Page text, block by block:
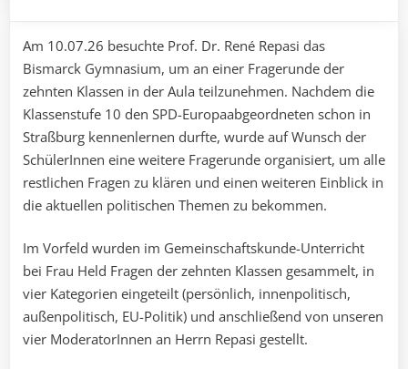
Am 10.07.26 besuchte Prof. Dr. René Repasi das
Bismarck Gymnasium, um an einer Fragerunde der
zehnten Klassen in der Aula teilzunehmen. Nachdem die
Klassenstufe 10 den SPD-Europaabgeordneten schon in
Straßburg kennenlernen durfte, wurde auf Wunsch der
SchülerInnen eine weitere Fragerunde organisiert, um alle
restlichen Fragen zu klären und einen weiteren Einblick in
die aktuellen politischen Themen zu bekommen.
Im Vorfeld wurden im Gemeinschaftskunde-Unterricht
bei Frau Held Fragen der zehnten Klassen gesammelt, in
vier Kategorien eingeteilt (persönlich, innenpolitisch,
außenpolitisch, EU-Politik) und anschließend von unseren
vier ModeratorInnen an Herrn Repasi gestellt.